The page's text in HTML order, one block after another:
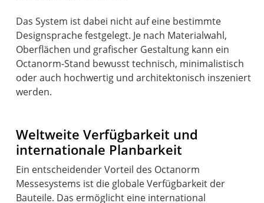
Das System ist dabei nicht auf eine bestimmte
Designsprache festgelegt. Je nach Materialwahl,
Oberflächen und grafischer Gestaltung kann ein
Octanorm-Stand bewusst technisch, minimalistisch
oder auch hochwertig und architektonisch inszeniert
werden.
Weltweite Verfügbarkeit und
internationale Planbarkeit
Ein entscheidender Vorteil des Octanorm
Messesystems ist die globale Verfügbarkeit der
Bauteile. Das ermöglicht eine international